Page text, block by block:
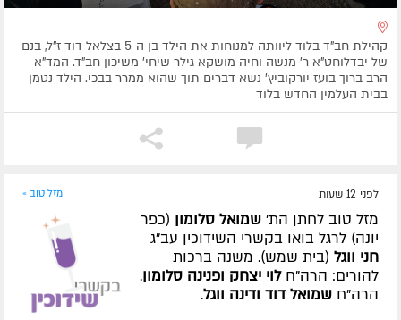
קהילת חב"ד בלוד ליוותה למנוחות את הילד בן ה-5 בצלאל דוד ז"ל, בנם
של יבדלוחט"א ר' מנשה וחיה מושקא גילר שיחי' משיכון חב"ד. המד"א
הרב ברוך בועז יורקוביץ' נשא דברים תוך שהוא ממרר בבכי. הילד נטמן
בבית העלמין החדש בלוד
לפני 12 שעות מזל טוב »
מזל טוב לחתן הת' שמואל סלומון (כפר
יונה) לרגל בואו בקשרי השידוכין עב"ג
חני ווגל (בית שמש). משנה ברכות
להורים: הרה"חלוי יצחק ופנינה סלומון.
הרה"ח שמואל דוד ודינה ווגל.